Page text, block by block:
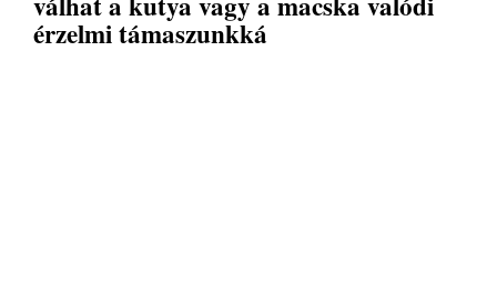
érzelmi támaszunkká